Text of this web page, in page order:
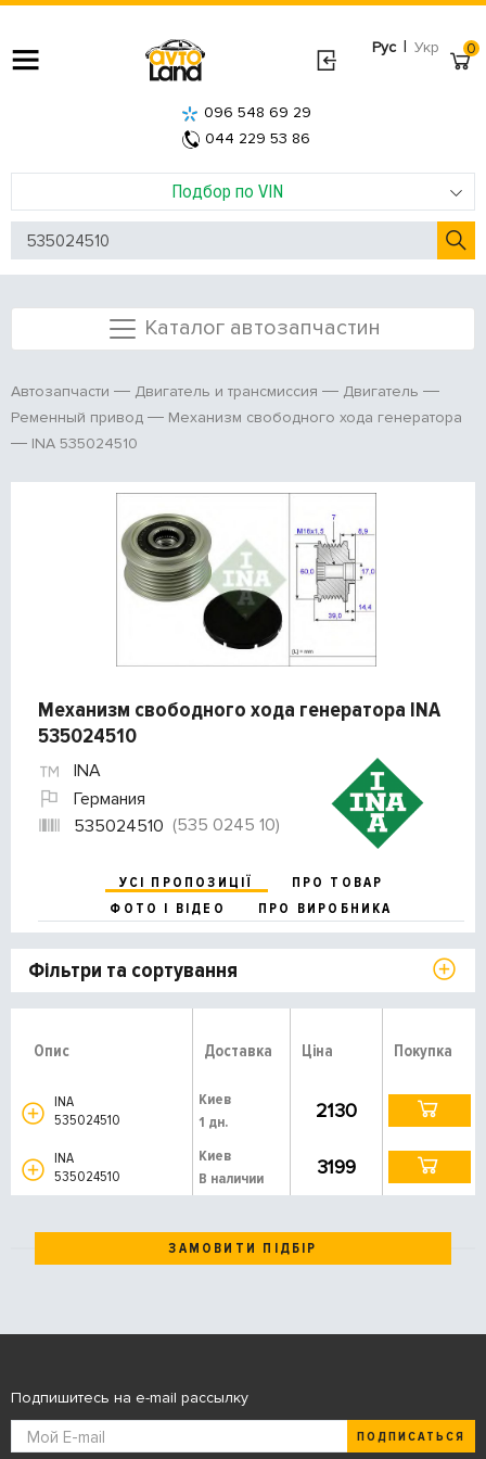
Рус | Укр
Подбор по VIN
096 548 69 29
044 229 53 86
0
Каталог автозапчастин
Автозапчасти Двигатель и трансмиссия
Двигатель
Ременный привод
Механизм свободного хода генератора
INA 535024510
Механизм свободного хода генератора INA
535024510
INA
Германия
535024510 (535 0245 10)
УСІ ПРОПОЗИЦІЇ
ПРО ТОВАР
ФОТО І ВІДЕО
ПРО ВИРОБНИКА
Фільтри та сортування
Опис Доставка Ціна Покупка
INA
535024510
Киев
1 дн.
2130
INA
535024510
Киев
В наличии
3199
ЗАМОВИТИ ПІДБІР
Подпишитесь на e-mail рассылку
ПОДПИСАТЬСЯ